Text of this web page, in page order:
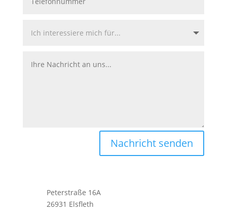
Nachricht senden
Peterstraße 16A
26931 Elsfleth